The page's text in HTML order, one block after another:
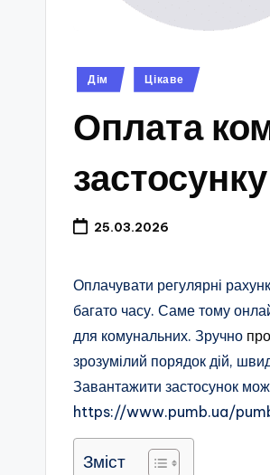
Опубліковано
Дім Цікаве
Оплата
25.03.2026
Оплачувати регулярні
багато часу. Саме тому
для комунальних. Зручно
зрозумілий порядок дій,
Завантажити застосунок
https://www.pumb.ua/
Зміст